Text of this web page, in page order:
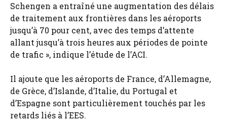
Schengen a entraîné une augmentation des délais
de traitement aux frontières dans les aéroports
jusqu’à 70 pour cent, avec des temps d’attente
allant jusqu’à trois heures aux périodes de pointe
de trafic », indique l’étude de l’ACI.
Il ajoute que les aéroports de France, d’Allemagne,
de Grèce, d’Islande, d’Italie, du Portugal et
d’Espagne sont particulièrement touchés par les
retards liés à l’EES.